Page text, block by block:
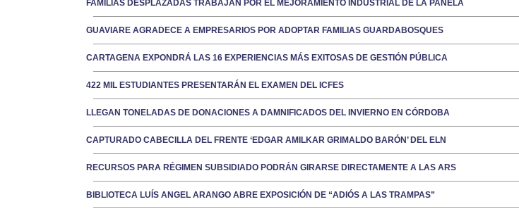
FAMILIAS DESPLAZADAS TRABAJAN POR EL MEJORAMIENTO INDUSTRIAL DE LA PANELA
GUAVIARE AGRADECE A EMPRESARIOS POR ADOPTAR FAMILIAS GUARDABOSQUES
CARTAGENA EXPONDRÁ LAS 16 EXPERIENCIAS MÁS EXITOSAS DE GESTIÓN PÚBLICA
422 MIL ESTUDIANTES PRESENTARÁN EL EXAMEN DEL ICFES
LLEGAN TONELADAS DE DONACIONES A DAMNIFICADOS DEL INVIERNO EN CÓRDOBA
CAPTURADO CABECILLA DEL FRENTE ‘EDGAR AMILKAR GRIMALDO BARÓN’ DEL ELN
RECURSOS PARA RÉGIMEN SUBSIDIADO PODRÁN GIRARSE DIRECTAMENTE A LAS ARS
BIBLIOTECA LUÍS ANGEL ARANGO ABRE EXPOSICIÓN DE “ADIÓS A LAS TRAMPAS”